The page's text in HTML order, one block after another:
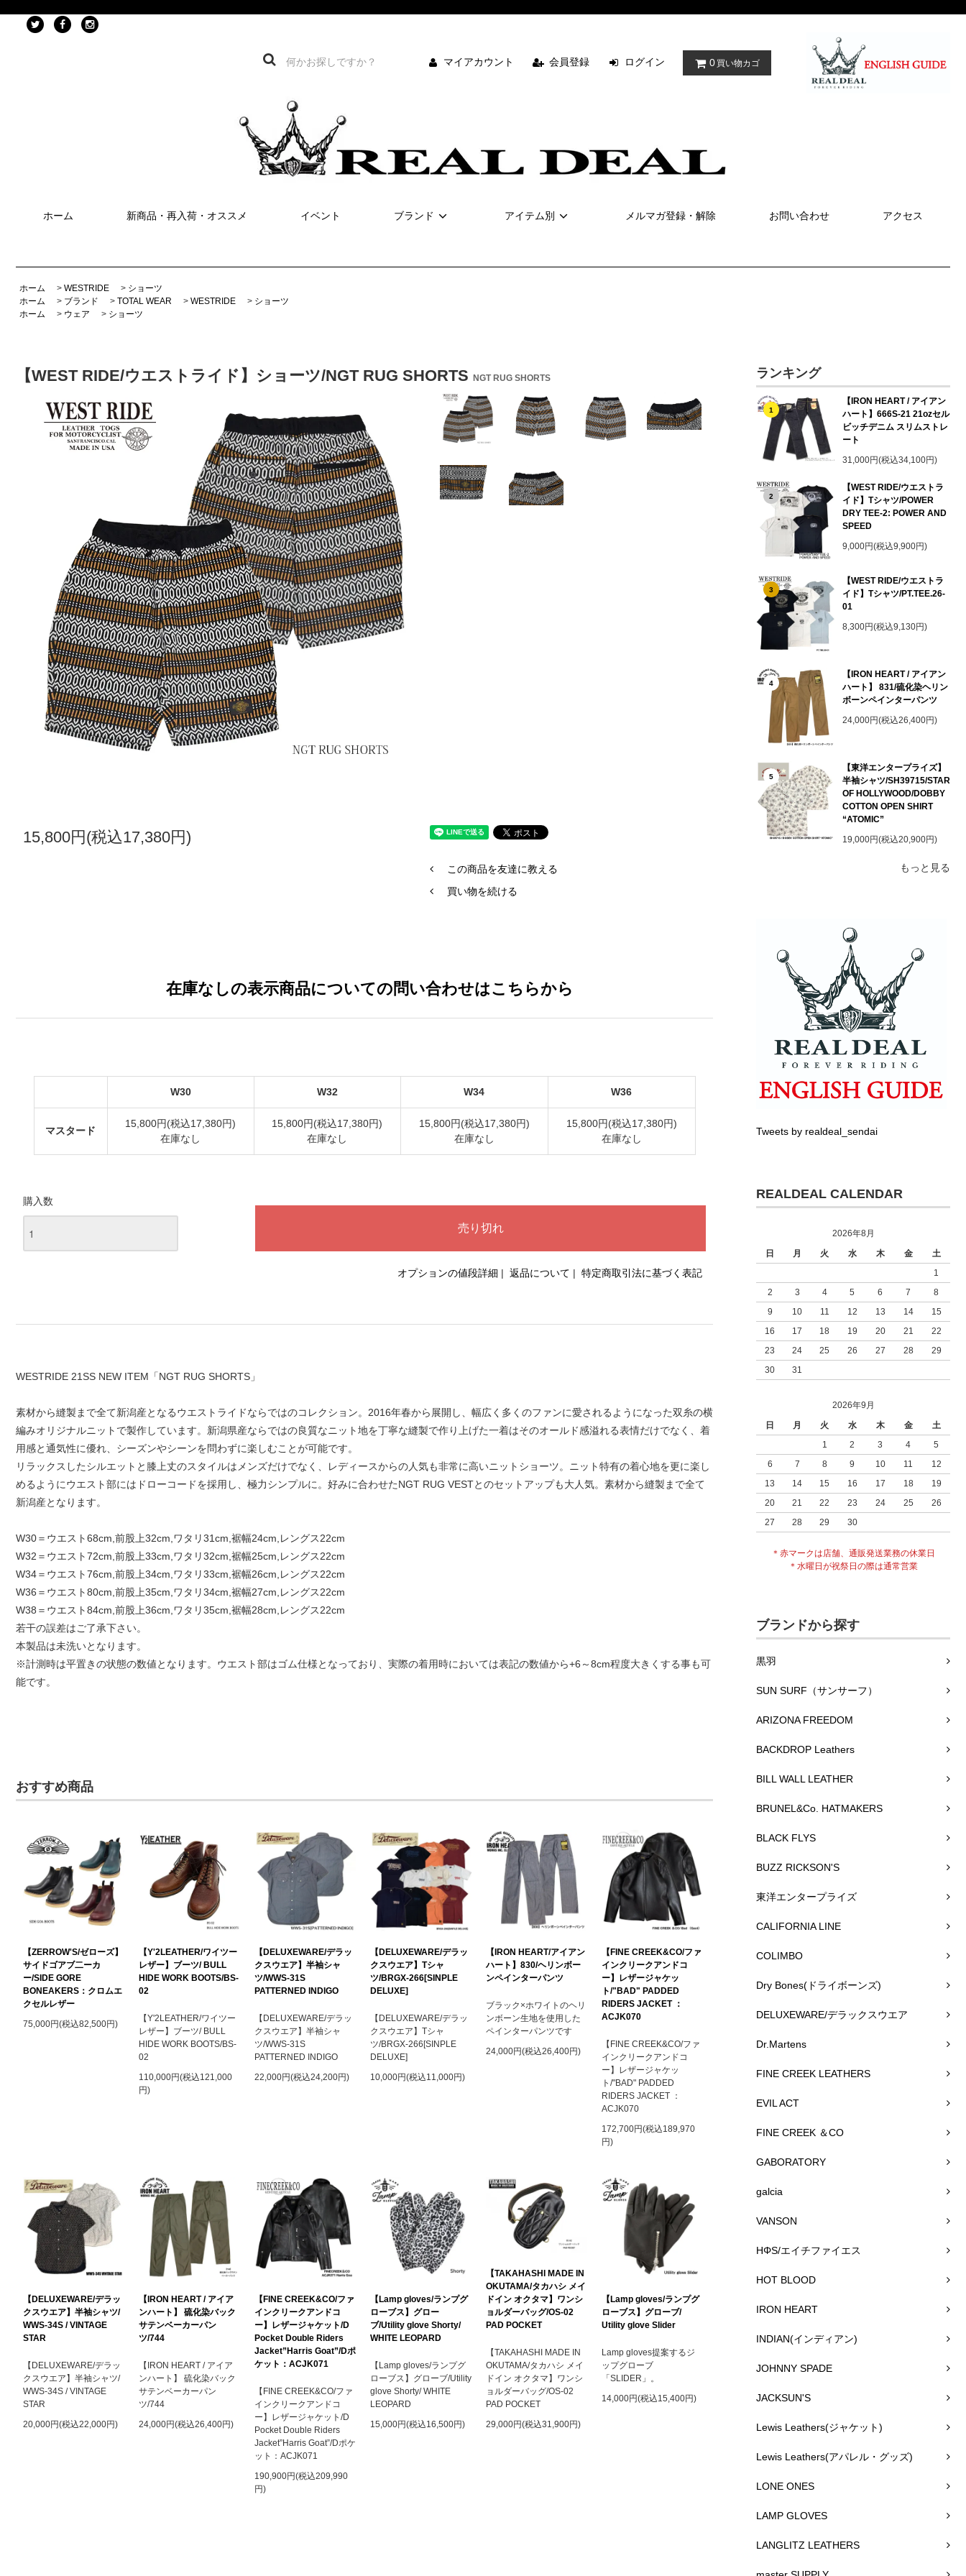
マイアカウント 会員登録 ログイン 0 買い物カゴ
ホーム 新商品・再入荷・オススメ イベント ブランド アイテム別 メルマガ登録・解除 お問い合わせ アクセス
ホーム > WESTRIDE > ショーツ
ホーム
> ブランド > TOTAL WEAR > WESTRIDE > ショーツ
ホーム
> ウェア > ショーツ
ランキング
1
【IRON HEART / アイアン
ハート】666S-21 21ozセル
ビッチデニム スリムストレ
ート
31,000円(税込34,100円)
2
【WEST RIDE/ウエストラ
イド】Tシャツ/POWER
DRY TEE-2: POWER AND
SPEED
9,000円(税込9,900円)
3
【WEST RIDE/ウエストラ
イド】Tシャツ/PT.TEE.26-
01
8,300円(税込9,130円)
4
【IRON HEART / アイアン
ハート】 831/硫化染ヘリン
ボーンペインターパンツ
24,000円(税込26,400円)
5
【東洋エンタープライズ】
半袖シャツ/SH39715/STAR
OF HOLLYWOOD/DOBBY
COTTON OPEN SHIRT
“ATOMIC”
19,000円(税込20,900円)
もっと見る
Tweets by realdeal_sendai
REALDEAL CALENDAR
2026年8月
日
月 火 水 木 金
土
1
2
3 4 5 6 7
8
9
10 11 12 13 14
15
16
17 18 19 20 21
22
23
24 25 26 27 28
29
30
31
2026年9月
日
月 火 水 木 金
土
1
2 3 4
5
6
7 8 9 10 11
12
13
14 15 16 17 18
19
20
21 22 23 24 25
26
27
28 29 30
＊赤マークは店舗、通販発送業務の休業日
＊水曜日が祝祭日の際は通常営業
ブランドから探す
黒羽
SUN SURF（サンサーフ）
ARIZONA FREEDOM
BACKDROP Leathers
BILL WALL LEATHER
BRUNEL&Co. HATMAKERS
BLACK FLYS
BUZZ RICKSON'S
東洋エンタープライズ
CALIFORNIA LINE
COLIMBO
Dry Bones(ドライボーンズ)
DELUXEWARE/デラックスウエア
Dr.Martens
FINE CREEK LEATHERS
EVIL ACT
FINE CREEK ＆CO
GABORATORY
galcia
VANSON
HΦS/エイチファイエス
HOT BLOOD
IRON HEART
INDIAN(インディアン)
JOHNNY SPADE
JACKSUN'S
Lewis Leathers(ジャケット)
Lewis Leathers(アパレル・グッズ)
LONE ONES
LAMP GLOVES
LANGLITZ LEATHERS
【WEST RIDE/ウエストライド】ショーツ/NGT RUG SHORTS NGT RUG SHORTS
15,800円(税込17,380円)
この商品を友達に教える
買い物を続ける
在庫なしの表示商品についての問い合わせはこちらから
W30 W32 W34 W36
マスタード
15,800円(税込17,380円)
在庫なし
15,800円(税込17,380円)
在庫なし
15,800円(税込17,380円)
在庫なし
15,800円(税込17,380円)
在庫なし
購入数
オプションの値段詳細 | 返品について | 特定商取引法に基づく表記
WESTRIDE 21SS NEW ITEM「NGT RUG SHORTS」
素材から縫製まで全て新潟産となるウエストライドならではのコレクション。2016年春から展開し、幅広く多くのファンに愛されるようになった双糸の横
編みオリジナルニットで製作しています。新潟県産ならではの良質なニット地を丁寧な縫製で作り上げた一着はそのオールド感溢れる表情だけでなく、着
用感と通気性に優れ、シーズンやシーンを問わずに楽しむことが可能です。
リラックスしたシルエットと膝上丈のスタイルはメンズだけでなく、レディースからの人気も非常に高いニットショーツ。ニット特有の着心地を更に楽し
めるようにウエスト部にはドローコードを採用し、極力シンプルに。好みに合わせたNGT RUG VESTとのセットアップも大人気。素材から縫製まで全て
新潟産となります。
W30＝ウエスト68cm,前股上32cm,ワタリ31cm,裾幅24cm,レングス22cm
W32＝ウエスト72cm,前股上33cm,ワタリ32cm,裾幅25cm,レングス22cm
W34＝ウエスト76cm,前股上34cm,ワタリ33cm,裾幅26cm,レングス22cm
W36＝ウエスト80cm,前股上35cm,ワタリ34cm,裾幅27cm,レングス22cm
W38＝ウエスト84cm,前股上36cm,ワタリ35cm,裾幅28cm,レングス22cm
若干の誤差はご了承下さい。
本製品は未洗いとなります。
※計測時は平置きの状態の数値となります。ウエスト部はゴム仕様となっており、実際の着用時においては表記の数値から+6～8cm程度大きくする事も可
能です。
おすすめ商品
【ZERROW'S/ゼローズ】
サイドゴアブ二ーカ
ー/SIDE GORE
BONEAKERS：クロムエ
クセルレザー
75,000円(税込82,500円)
【Y'2LEATHER/ワイツー
レザー】ブーツ/ BULL
HIDE WORK BOOTS/BS-
02
【Y'2LEATHER/ワイツー
レザー】ブーツ/ BULL
HIDE WORK BOOTS/BS-
02
110,000円(税込121,000
円)
【DELUXEWARE/デラッ
クスウエア】半袖シャ
ツ/WWS-31S
PATTERNED INDIGO
【DELUXEWARE/デラッ
クスウエア】半袖シャ
ツ/WWS-31S
PATTERNED INDIGO
22,000円(税込24,200円)
【DELUXEWARE/デラッ
クスウエア】Tシャ
ツ/BRGX-266[SINPLE
DELUXE]
【DELUXEWARE/デラッ
クスウエア】Tシャ
ツ/BRGX-266[SINPLE
DELUXE]
10,000円(税込11,000円)
【IRON HEART/アイアン
ハート】830/ヘリンボー
ンペインターパンツ
ブラック×ホワイトのヘリ
ンボーン生地を使用した
ペインターパンツです
24,000円(税込26,400円)
【FINE CREEK&CO/ファ
インクリークアンドコ
ー】レザージャケッ
ト/"BAD" PADDED
RIDERS JACKET ：
ACJK070
【FINE CREEK&CO/ファ
インクリークアンドコ
ー】レザージャケッ
ト/"BAD" PADDED
RIDERS JACKET ：
ACJK070
172,700円(税込189,970
円)
【DELUXEWARE/デラッ
クスウエア】半袖シャツ/
WWS-34S / VINTAGE
STAR
【DELUXEWARE/デラッ
クスウエア】半袖シャツ/
WWS-34S / VINTAGE
STAR
20,000円(税込22,000円)
【IRON HEART / アイア
ンハート】 硫化染バック
サテンベーカーパン
ツ/744
【IRON HEART / アイア
ンハート】 硫化染バック
サテンベーカーパン
ツ/744
24,000円(税込26,400円)
【FINE CREEK&CO/ファ
インクリークアンドコ
ー】レザージャケット/D
Pocket Double Riders
Jacket”Harris Goat”/Dポ
ケット：ACJK071
【FINE CREEK&CO/ファ
インクリークアンドコ
ー】レザージャケット/D
Pocket Double Riders
Jacket”Harris Goat”/Dポケ
ット：ACJK071
190,900円(税込209,990
円)
【Lamp gloves/ランプグ
ローブス】グロー
ブ/Utility glove Shorty/
WHITE LEOPARD
【Lamp gloves/ランプグ
ローブス】グローブ/Utility
glove Shorty/ WHITE
LEOPARD
15,000円(税込16,500円)
【TAKAHASHI MADE IN
OKUTAMA/タカハシ メイ
ドイン オクタマ】ワンシ
ョルダーバッグ/OS-02
PAD POCKET
【TAKAHASHI MADE IN
OKUTAMA/タカハシ メイ
ドイン オクタマ】ワンシ
ョルダーバッグ/OS-02
PAD POCKET
29,000円(税込31,900円)
【Lamp gloves/ランプグ
ローブス】グローブ/
Utility glove Slider
Lamp gloves提案するジ
ップグローブ
「SLIDER」。
14,000円(税込15,400円)